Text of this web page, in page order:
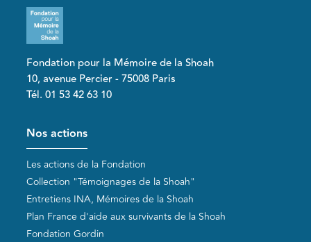
Fondation pour la Mémoire de la Shoah
10, avenue Percier - 75008 Paris
Tél. 01 53 42 63 10
Pied de page
Nos actions
Les actions de la Fondation
Collection "Témoignages de la Shoah"
Entretiens INA, Mémoires de la Shoah
Plan France d'aide aux survivants de la Shoah
Fondation Gordin